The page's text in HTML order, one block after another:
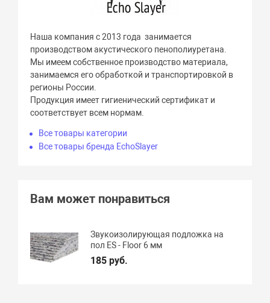
Наша компания с 2013 года занимается
производством акустического пенополиуретана.
Мы имеем собственное производство материала,
занимаемся его обработкой и транспортировкой в
регионы России.
Продукция имеет гигиенический сертификат и
соответствует всем нормам.
Все товары категории
Все товары бренда EchoSlayer
Вам может понравиться
Звукоизолирующая подложка на
пол ES - Floor 6 мм
185 руб.